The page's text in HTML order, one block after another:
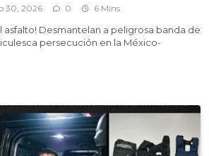
30, 2026 0 6 Mins
asfalto! Desmantelan a peligrosa banda de
persecución en la México-